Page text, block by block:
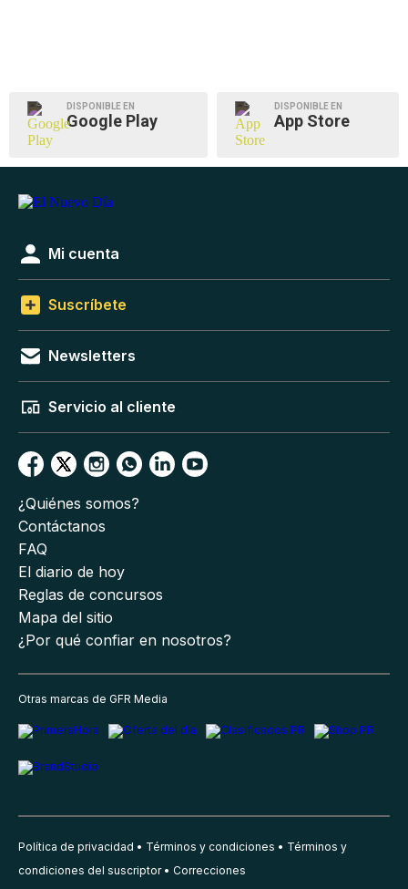
DISPONIBLE EN
Google Play
DISPONIBLE EN
App Store
Mi cuenta
Suscríbete
Newsletters
Servicio al cliente
¿Quiénes somos?
Contáctanos
FAQ
El diario de hoy
Reglas de concursos
Mapa del sitio
¿Por qué confiar en nosotros?
Otras marcas de GFR Media
Política de privacidad Términos y condiciones
Términos y
condiciones del suscriptor
Correcciones